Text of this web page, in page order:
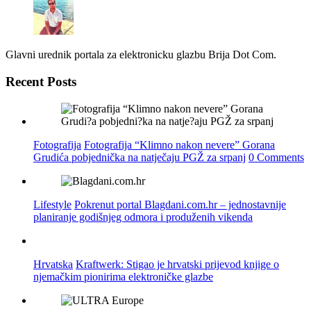
Glavni urednik portala za elektronicku glazbu Brija Dot Com.
Recent Posts
Fotografija Fotografija “Klimno nakon nevere” Gorana
Grudića pobjednička na natječaju PGŽ za srpanj 0 Comments
Lifestyle Pokrenut portal Blagdani.com.hr – jednostavnije
planiranje godišnjeg odmora i produženih vikenda
Hrvatska Kraftwerk: Stigao je hrvatski prijevod knjige o
njemačkim pionirima elektroničke glazbe